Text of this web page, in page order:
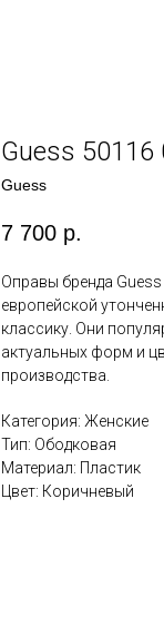
Guess 50116
Guess
7 700 р.
Оправы бренда
европейской
классику. Они
актуальных форм и
производства.
Категория: Женские
Тип: Ободковая
Материал: Пластик
Цвет: Коричневый